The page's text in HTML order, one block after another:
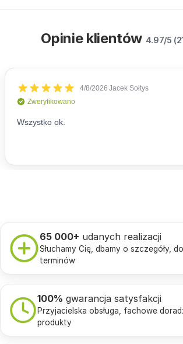
Opinie klientów 4.97/5
65 000+ udanych realizacji
Słuchamy Cię, dbamy o szczegóły,
terminów
100% gwarancja satysfakcji
Przyjacielska obsługa, fachowe
produkty